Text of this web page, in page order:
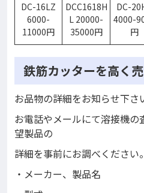
DC-16LZ
6000-
11000円
DCC1618H
L 20000-
35000円
DC-
4000-
円
鉄筋カッターを高く
お品物の詳細をお知らせ下さ
お電話やメールにて溶接機
望製品の
詳細を事前にお調べください。
・メーカー、製品名